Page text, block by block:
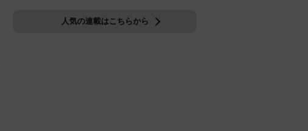
人気の連載はこちらから